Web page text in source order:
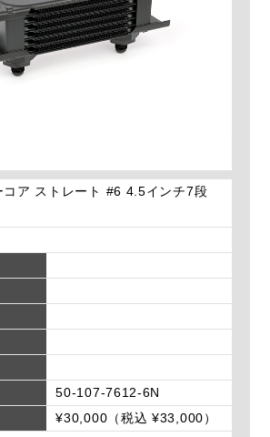
コア ストレート #6 4.5インチ7段
50-107-7612-6N
¥30,000（税込 ¥33,000）